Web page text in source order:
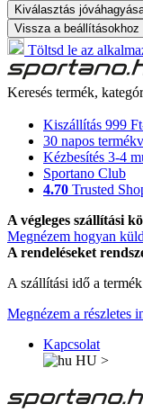
Kiválasztás
Vissza a beállításokhoz
Töltsd le az
Keresés termék,
Kiszállítás 999
30 napos
Kézbesítés 3-4
Sportano Club
4.70 Trusted
A végleges szállítási
Megnézem hogyan
A rendeléseket
A szállítási idő a
Megnézem a részletes
Kapcsolat
HU >